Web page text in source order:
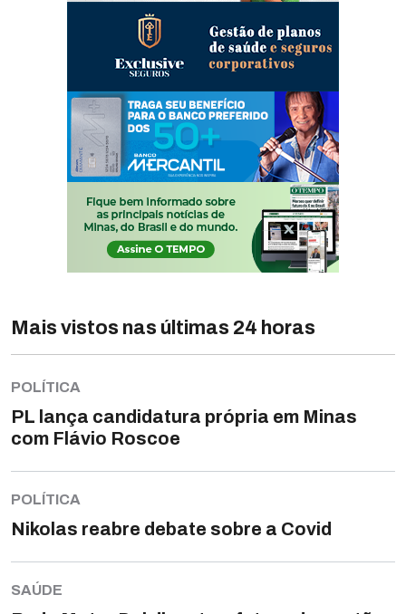
Mais vistos nas últimas 24 horas
POLÍTICA
PL lança candidatura própria em Minas
com Flávio Roscoe
POLÍTICA
Nikolas reabre debate sobre a Covid
SAÚDE